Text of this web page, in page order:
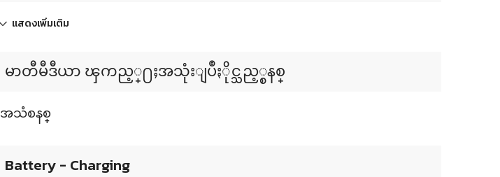
แสดงเพิ่มเติม
မာတီမီဒီယာ ၾကည့္႐ႈအသုံးျပဳႏိုင္သည့္စနစ္
အသံစနစ္
Battery - Charging